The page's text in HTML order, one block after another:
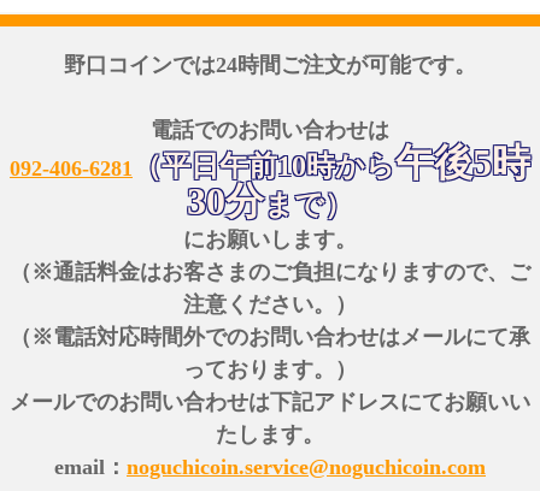
野口コインでは24時間ご注文が可能です。
電話でのお問い合わせは
092-406-6281
（平日午前10時から午後5時
30分まで）
にお願いします。
（※通話料金はお客さまのご負担になりますので、ご
注意ください。）
（※電話対応時間外でのお問い合わせはメールにて承
っております。）
メールでのお問い合わせは下記アドレスにてお願いい
たします。
email： noguchicoin.service@noguchicoin.com